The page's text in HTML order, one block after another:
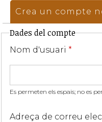
Crea un compte
Dades del compte
Nom d'usuari *
Es permeten els espais; no es
Adreça de correu